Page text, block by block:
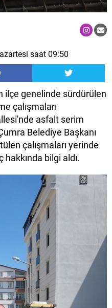
saat 09:50
ilçe genelinde sürdürülen
çalışmaları
asfalt serim
Belediye Başkanı
çalışmaları yerinde
bilgi aldı.